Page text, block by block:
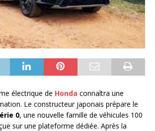
électrique de Honda connaîtra une
Le constructeur japonais prépare le
0, une nouvelle famille de véhicules 100
sur une plateforme dédiée. Après la